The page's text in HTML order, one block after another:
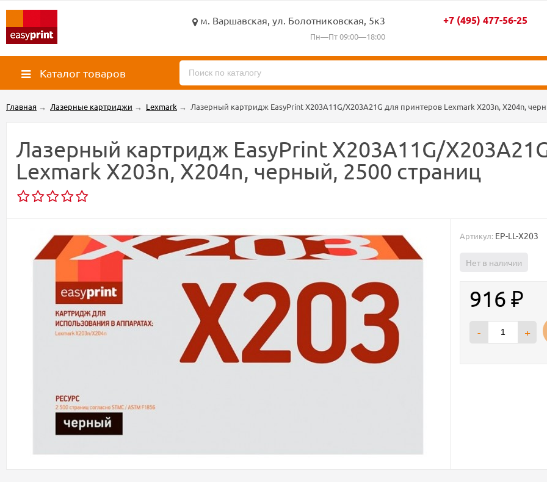
м. Варшавская, ул. Болотниковская, 5к3
Пн—Пт 09:00—18:00
+7 (495) 477-56-25
Каталог товаров
Главная → Лазерные картриджи → Lexmark → Лазерный картридж EasyPrint X203A11G/X203A21G для принтеров Lexmark X203n, X204n,
Лазерный картридж EasyPrint X203A11G/
Lexmark X203n, X204n, черный, 2500 страниц
Артикул: EP-LL-X203
Нет в наличии
916
- +